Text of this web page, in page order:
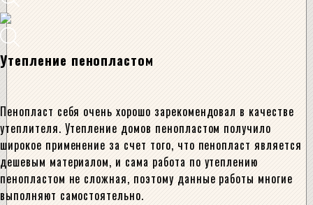
Утепление пенопластом
Пенопласт себя очень хорошо зарекомендовал в качестве
утеплителя. Утепление домов пенопластом получило
широкое применение за счет того, что пенопласт является
дешевым материалом, и сама работа по утеплению
пенопластом не сложная, поэтому данные работы многие
выполняют самостоятельно.